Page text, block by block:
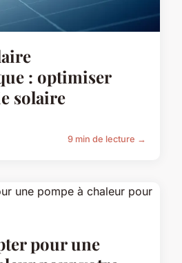
: optimiser
solaire
9 min de lecture →
pour une